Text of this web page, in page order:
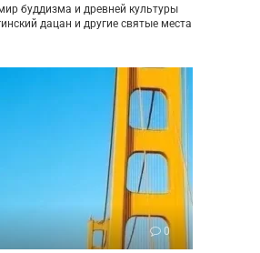
буддизма и древней культуры
дацан и другие святые места
0